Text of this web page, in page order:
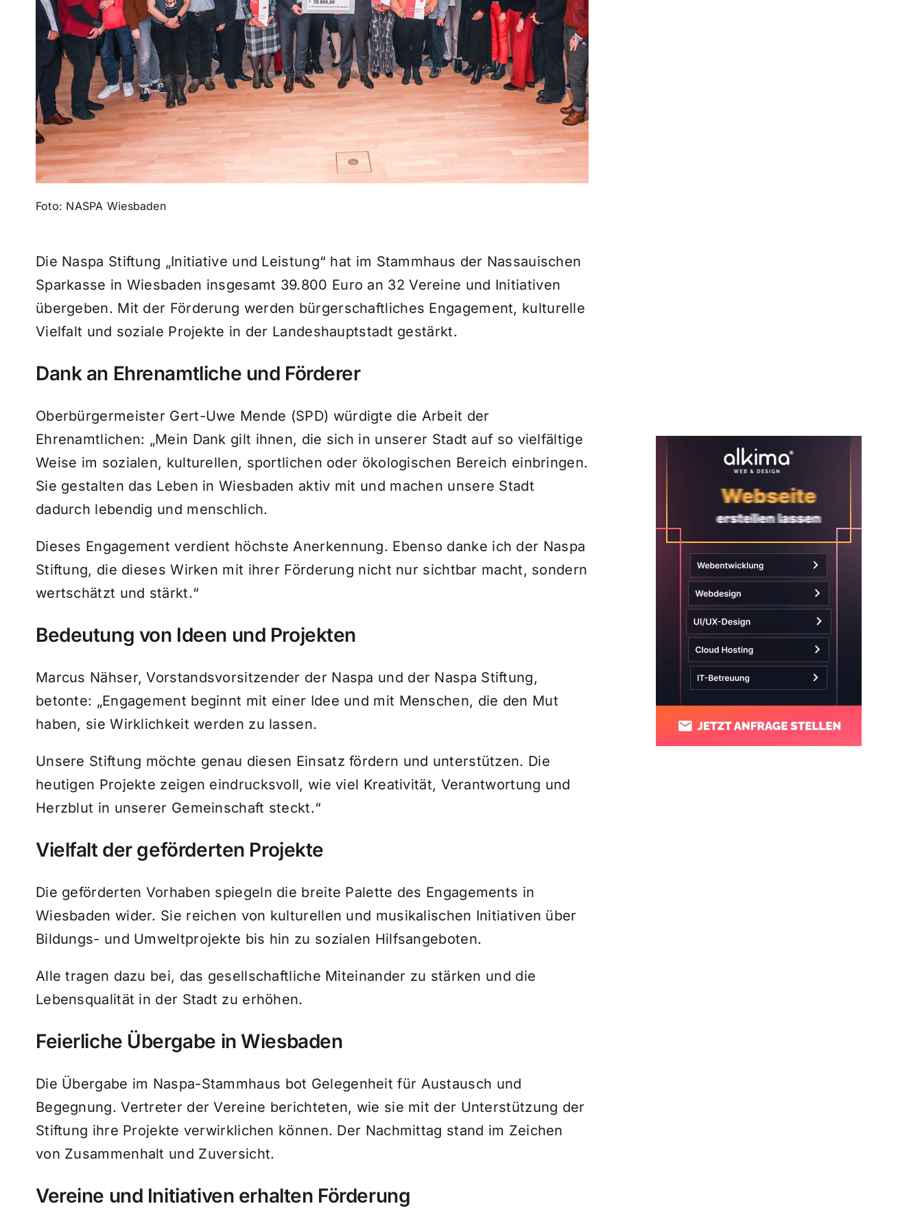
Foto: NASPA Wiesbaden
Die Naspa Stiftung „Initiative und Leistung“ hat im Stammhaus der Nassauischen
Sparkasse in Wiesbaden insgesamt 39.800 Euro an 32 Vereine und Initiativen
übergeben. Mit der Förderung werden bürgerschaftliches Engagement, kulturelle
Vielfalt und soziale Projekte in der Landeshauptstadt gestärkt.
Dank an Ehrenamtliche und Förderer
Oberbürgermeister Gert-Uwe Mende (SPD) würdigte die Arbeit der
Ehrenamtlichen: „Mein Dank gilt ihnen, die sich in unserer Stadt auf so vielfältige
Weise im sozialen, kulturellen, sportlichen oder ökologischen Bereich einbringen.
Sie gestalten das Leben in Wiesbaden aktiv mit und machen unsere Stadt
dadurch lebendig und menschlich.
Dieses Engagement verdient höchste Anerkennung. Ebenso danke ich der Naspa
Stiftung, die dieses Wirken mit ihrer Förderung nicht nur sichtbar macht, sondern
wertschätzt und stärkt.“
Bedeutung von Ideen und Projekten
Marcus Nähser, Vorstandsvorsitzender der Naspa und der Naspa Stiftung,
betonte: „Engagement beginnt mit einer Idee und mit Menschen, die den Mut
haben, sie Wirklichkeit werden zu lassen.
Unsere Stiftung möchte genau diesen Einsatz fördern und unterstützen. Die
heutigen Projekte zeigen eindrucksvoll, wie viel Kreativität, Verantwortung und
Herzblut in unserer Gemeinschaft steckt.“
Vielfalt der geförderten Projekte
Die geförderten Vorhaben spiegeln die breite Palette des Engagements in
Wiesbaden wider. Sie reichen von kulturellen und musikalischen Initiativen über
Bildungs- und Umweltprojekte bis hin zu sozialen Hilfsangeboten.
Alle tragen dazu bei, das gesellschaftliche Miteinander zu stärken und die
Lebensqualität in der Stadt zu erhöhen.
Feierliche Übergabe in Wiesbaden
Die Übergabe im Naspa-Stammhaus bot Gelegenheit für Austausch und
Begegnung. Vertreter der Vereine berichteten, wie sie mit der Unterstützung der
Stiftung ihre Projekte verwirklichen können. Der Nachmittag stand im Zeichen
von Zusammenhalt und Zuversicht.
Vereine und Initiativen erhalten Förderung